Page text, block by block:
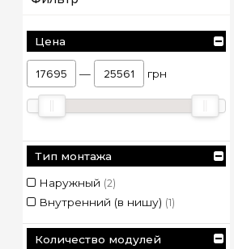
Цена
— грн
Тип монтажа
Наружный (2)
Внутренний (в нишу) (1)
Количество модулей